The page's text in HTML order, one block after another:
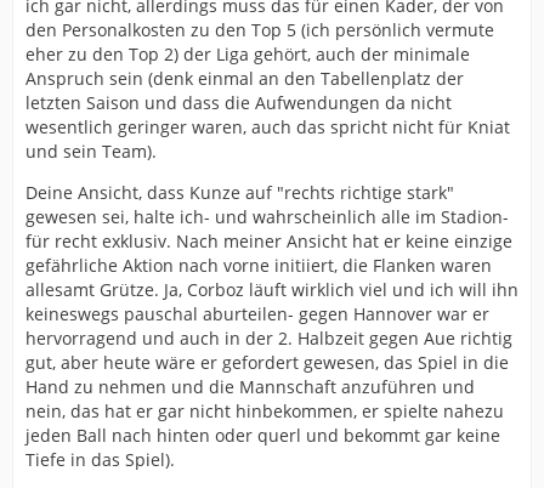
(Stichwort Hilterman).
Dann sagst du Kunze und Corboz hätten "absolut
schwach performt" und das ist einfach nicht wahr!
Kunze fande ich heute, grade in der ersten Hälfte, zum
ersten mal auf rechts richtig stark! Das hat gut
harmoniert, auch mit Corboz!
Und Corboz war heute überall! Wenn ihr mal drauf
achten würdet, wo er überall hin läuft, welche wichtigen
Wege er macht und wieviele Ballaktionen er hat, dann
ist das einfach nur unfair zu behaupten er hätte
"absolut schwach performt". Da waren viele gute
Ballweiterleitungen, Spielverlagerungen dabei. Er hat
sich sehr oft als Wandspieler angeboten und heute
auch ab und an super schnell den Ball weitergeleitet,
wo er letzte Saison noch immer den Rückpass gesucht
hat!
ich gar nicht, allerdings muss das für einen Kader, der von
den Personalkosten zu den Top 5 (ich persönlich vermute
eher zu den Top 2) der Liga gehört, auch der minimale
Anspruch sein (denk einmal an den Tabellenplatz der
letzten Saison und dass die Aufwendungen da nicht
wesentlich geringer waren, auch das spricht nicht für Kniat
und sein Team).
Deine Ansicht, dass Kunze auf "rechts richtige stark"
gewesen sei, halte ich- und wahrscheinlich alle im Stadion-
für recht exklusiv. Nach meiner Ansicht hat er keine einzige
gefährliche Aktion nach vorne initiiert, die Flanken waren
allesamt Grütze. Ja, Corboz läuft wirklich viel und ich will ihn
keineswegs pauschal aburteilen- gegen Hannover war er
hervorragend und auch in der 2. Halbzeit gegen Aue richtig
gut, aber heute wäre er gefordert gewesen, das Spiel in die
Hand zu nehmen und die Mannschaft anzuführen und
nein, das hat er gar nicht hinbekommen, er spielte nahezu
jeden Ball nach hinten oder querl und bekommt gar keine
Tiefe in das Spiel).